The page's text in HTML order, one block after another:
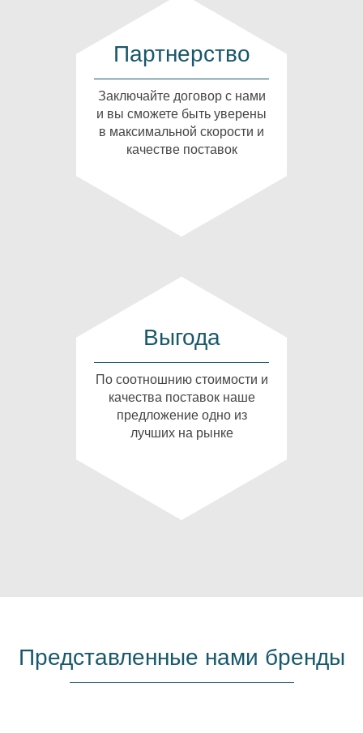
Партнерство
Заключайте договор с нами
и вы сможете быть уверены
в максимальной скорости и
качестве поставок
Выгода
По соотношнию стоимости и
качества поставок наше
предложение одно из
лучших на рынке
Представленные нами бренды